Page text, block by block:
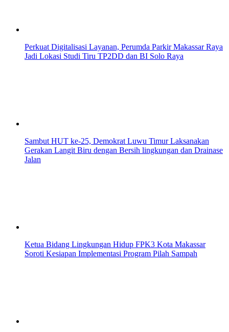
Perkuat Digitalisasi Layanan, Perumda Parkir Makassar Raya
Jadi Lokasi Studi Tiru TP2DD dan BI Solo Raya
Sambut HUT ke-25, Demokrat Luwu Timur Laksanakan
Gerakan Langit Biru dengan Bersih lingkungan dan Drainase
Jalan
Ketua Bidang Lingkungan Hidup FPK3 Kota Makassar
Soroti Kesiapan Implementasi Program Pilah Sampah